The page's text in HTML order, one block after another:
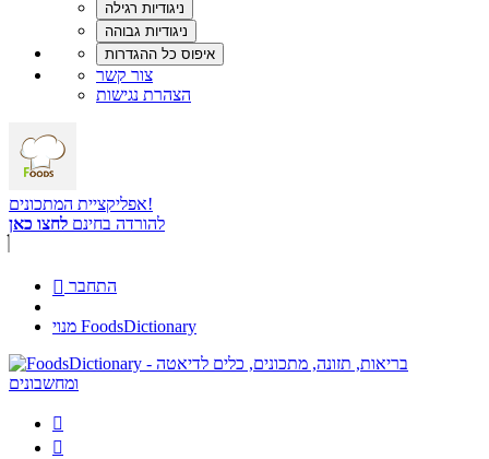
צור קשר
הצהרת נגישות
אפליקציית המתכונים!
להורדה בחינם לחצו כאן
 התחבר
מנוי FoodsDictionary

